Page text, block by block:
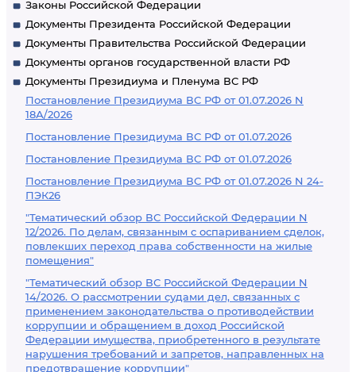
Законы Российской Федерации
Документы Президента Российской Федерации
Документы Правительства Российской Федерации
Документы органов государственной власти РФ
Документы Президиума и Пленума ВС РФ
Постановление Президиума ВС РФ от 01.07.2026 N
18А/2026
Постановление Президиума ВС РФ от 01.07.2026
Постановление Президиума ВС РФ от 01.07.2026
Постановление Президиума ВС РФ от 01.07.2026 N 24-
ПЭК26
"Тематический обзор ВС Российской Федерации N
12/2026. По делам, связанным с оспариванием сделок,
повлекших переход права собственности на жилые
помещения"
"Тематический обзор ВС Российской Федерации N
14/2026. О рассмотрении судами дел, связанных с
применением законодательства о противодействии
коррупции и обращением в доход Российской
Федерации имущества, приобретенного в результате
нарушения требований и запретов, направленных на
предотвращение коррупции"